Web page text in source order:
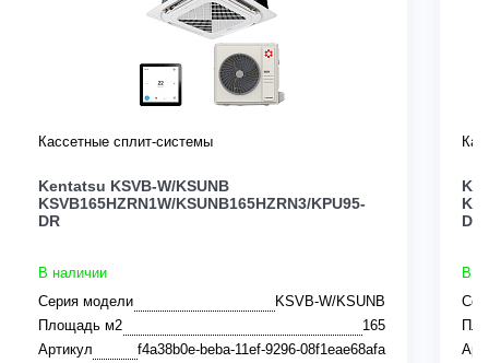
Кассетные сплит-системы
Kentatsu KSVB-W/KSUNB
KSVB165HZRN1W/KSUNB165HZRN3/KPU95-
DR
В наличии
Серия модели
KSVB-W/KSUNB
Площадь м2
165
Артикул
f4a38b0e-beba-11ef-9296-08f1eae68afa
DR
В